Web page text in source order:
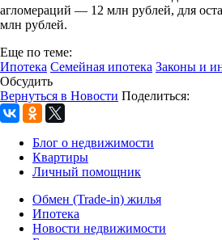
агломераций — 12 млн рублей, для
млн рублей.
Еще по теме:
Ипотека Семейная ипотека Законы и
Обсудить
Вернуться в Новости Поделиться:
Блог о недвижимости
Квартиры
Личный помощник
Обмен (Trade-in) жилья
Ипотека
Новости недвижимости